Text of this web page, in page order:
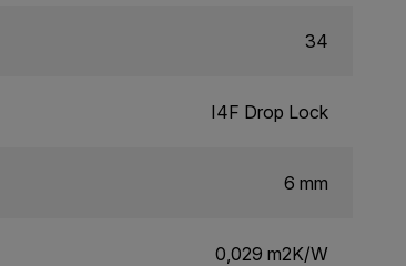
34
I4F Drop Lock
6 mm
0,029 m2K/W